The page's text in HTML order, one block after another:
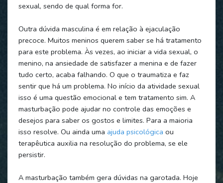
sexual, sendo de qual forma for.
Outra dúvida masculina é em relação à ejaculação
precoce. Muitos meninos querem saber se há tratamento
para este problema. Às vezes, ao iniciar a vida sexual, o
menino, na ansiedade de satisfazer a menina e de fazer
tudo certo, acaba falhando. O que o traumatiza e faz
sentir que há um problema. No início da atividade sexual
isso é uma questão emocional e tem tratamento sim. A
masturbação pode ajudar no controle das emoções e
desejos para saber os gostos e limites. Para a maioria
isso resolve. Ou ainda uma ajuda psicológica ou
terapêutica auxilia na resolução do problema, se ele
persistir.
A masturbação também gera dúvidas na garotada. Hoje